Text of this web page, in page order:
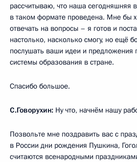
рассчитываю, что наша сегодняшняя
в таком формате проведена. Мне бы
отвечать на вопросы – я готов и
настолько, насколько смогу, но ещё
послушать ваши идеи и предложения
системы образования в стране.
Спасибо большое.
С.Говорухин: Ну что, начнём нашу
Позвольте мне поздравить вас с
в России дни рождения Пушкина,
считаются всенародными